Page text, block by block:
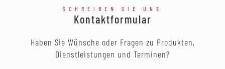
SCHREIBEN SIE UNS
Kontaktformular
Haben Sie Wünsche oder Fragen zu Produkten,
Dienstleistungen und Terminen?